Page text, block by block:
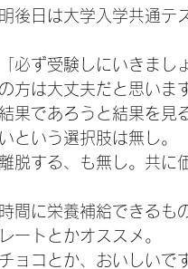
後日は大学入学共通テ
必ず受験しにいきまし
方は大丈夫だと思いま
果であろうと結果を見
という選択肢は無し。
脱する、も無し。共に
間に栄養補給できるも
ートとかオススメ。
ョコとか、おいしいで